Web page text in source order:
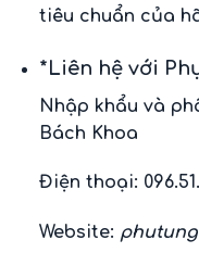
tiêu chuẩn của
*Liên hệ với
Nhập khẩu và
Bách Khoa
Điện thoại:
Website: